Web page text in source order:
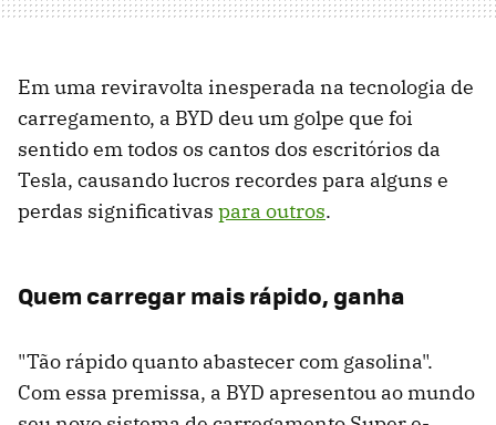
Em uma reviravolta inesperada na tecnologia de
carregamento, a BYD deu um golpe que foi
sentido em todos os cantos dos escritórios da
Tesla, causando lucros recordes para alguns e
perdas significativas para outros.
Quem carregar mais rápido, ganha
"Tão rápido quanto abastecer com gasolina".
Com essa premissa, a BYD apresentou ao mundo